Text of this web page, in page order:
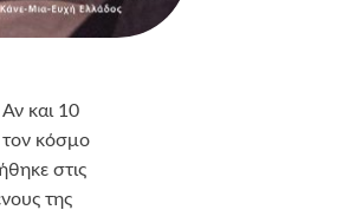
και 10
τον κόσμο
στις
της